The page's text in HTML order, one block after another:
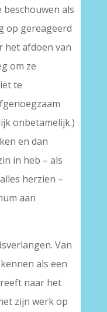
als
op gereageerd
het afdoen van
om ze
te
onbetamelijk.)
en dan
in heb – als
herzien –
aan
Van
als een
naar het
zijn werk op